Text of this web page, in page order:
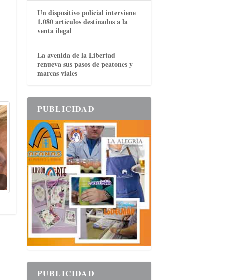
Un dispositivo policial interviene
1.080 artículos destinados a la
venta ilegal
La avenida de la Libertad
renueva sus pasos de peatones y
marcas viales
PUBLICIDAD
PUBLICIDAD